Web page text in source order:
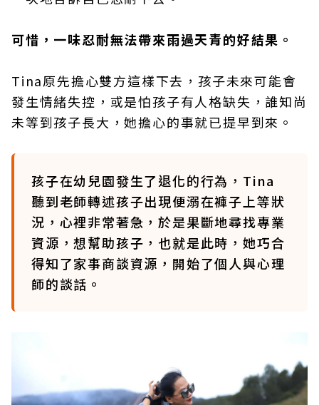
可惜，一味忍耐無法帶來雨過天青的好結果。
Tina原先擔心雙方這樣下去，孩子未來可能會
發生情緒失控，或是怕孩子有人格缺失，誰知尚
未等到孩子長大，她擔心的事就已提早到來。
孩子在幼兒園發生了退化的行為，Tina
聽到老師轉述孩子出現便溺在褲子上等狀
況，心裡非常著急，於是果斷地尋找專業
資源，想幫助孩子，也就是此時，她巧合
得知了家事商談資源，開始了個人與心理
師的談話。